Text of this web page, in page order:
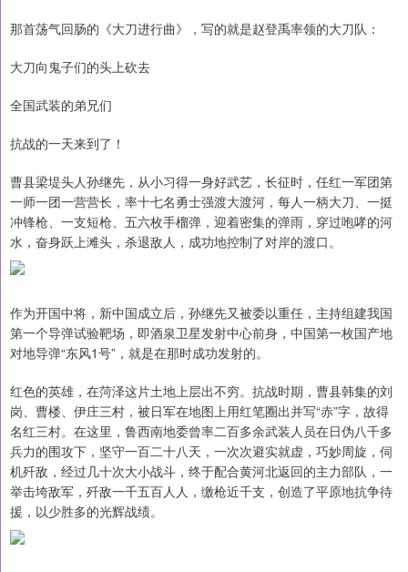
那首荡气回肠的《大刀进行曲》，写的就是赵登禹率领的大刀队：
大刀向鬼子们的头上砍去
全国武装的弟兄们
抗战的一天来到了！
曹县梁堤头人孙继先，从小习得一身好武艺，长征时，任红一军团第
一师一团一营营长，率十七名勇士强渡大渡河，每人一柄大刀、一挺
冲锋枪、一支短枪、五六枚手榴弹，迎着密集的弹雨，穿过咆哮的河
水，奋身跃上滩头，杀退敌人，成功地控制了对岸的渡口。
作为开国中将，新中国成立后，孙继先又被委以重任，主持组建我国
第一个导弹试验靶场，即酒泉卫星发射中心前身，中国第一枚国产地
对地导弹“‌东风1号‌”，就是在那时成功发射的。
红色的英雄，在菏泽这片土地上层出不穷。抗战时期，曹县韩集的刘
岗、曹楼、伊庄三村，被日军在地图上用红笔圈出并写“赤”字，故得
名红三村。在这里，鲁西南地委曾率二百多余武装人员在日伪八千多
兵力的围攻下，坚守一百二十八天，一次次避实就虚，巧妙周旋，伺
机歼敌，经过几十次大小战斗，终于配合黄河北返回的主力部队，一
举击垮敌军，歼敌一千五百人人，缴枪近千支，创造了平原地抗争待
援，以少胜多的光辉战绩。